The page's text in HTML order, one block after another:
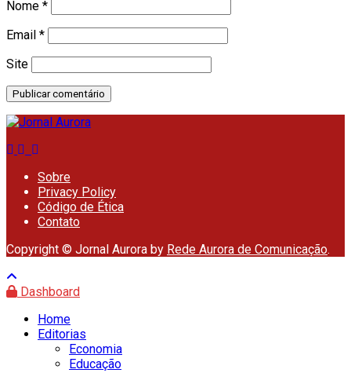
Nome *
Email *
Site
Sobre
Privacy Policy
Código de Ética
Contato
Copyright © Jornal Aurora by Rede Aurora de Comunicação.
Dashboard
Home
Editorias
Economia
Educação